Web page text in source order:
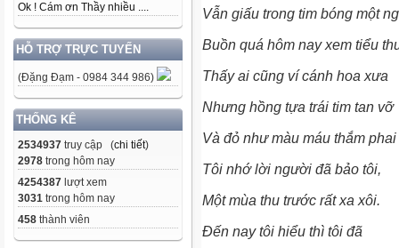
Ok ! Cám ơn Thầy nhiều ....
HỖ TRỢ TRỰC TUYẾN
(Đặng Đạm - 0984 344 986)
THỐNG KÊ
2534937 truy cập (chi tiết)
2978 trong hôm nay
4254387 lượt xem
3031 trong hôm nay
458 thành viên
Vẫn giấu trong tim bóng một
Buồn quá hôm nay xem tiểu
Thấy ai cũng ví cánh hoa xưa
Nhưng hồng tựa trái tim tan
Và đỏ như màu máu thắm
Tôi nhớ lời người đã bảo tôi,
Một mùa thu trước rất xa xôi.
Đến nay tôi hiểu thì tôi đã